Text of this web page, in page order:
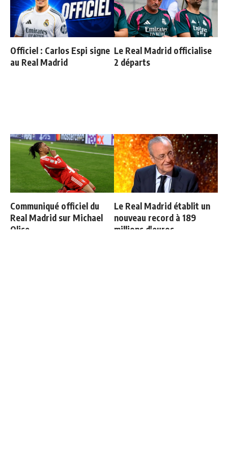
Officiel : Carlos Espi signe
au Real Madrid
Le Real Madrid officialise
2 départs
Communiqué officiel du
Real Madrid sur Michael
Olise
Le Real Madrid établit un
nouveau record à 189
millions d'euros